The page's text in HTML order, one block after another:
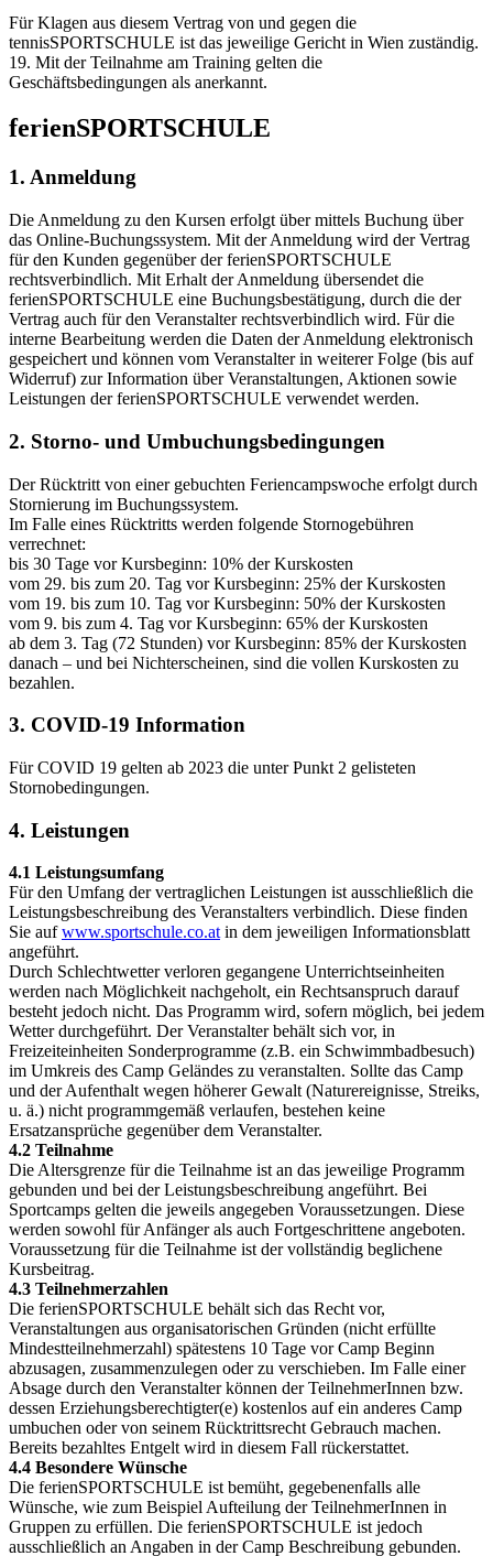
Für Klagen aus diesem Vertrag von und gegen die
tennisSPORTSCHULE ist das jeweilige Gericht in Wien zuständig.
19. Mit der Teilnahme am Training gelten die
Geschäftsbedingungen als anerkannt.
ferienSPORTSCHULE
1. Anmeldung
Die Anmeldung zu den Kursen erfolgt über mittels Buchung über
das Online-Buchungssystem. Mit der Anmeldung wird der Vertrag
für den Kunden gegenüber der ferienSPORTSCHULE
rechtsverbindlich. Mit Erhalt der Anmeldung übersendet die
ferienSPORTSCHULE eine Buchungsbestätigung, durch die der
Vertrag auch für den Veranstalter rechtsverbindlich wird. Für die
interne Bearbeitung werden die Daten der Anmeldung elektronisch
gespeichert und können vom Veranstalter in weiterer Folge (bis auf
Widerruf) zur Information über Veranstaltungen, Aktionen sowie
Leistungen der ferienSPORTSCHULE verwendet werden.
2. Storno- und Umbuchungsbedingungen
Der Rücktritt von einer gebuchten Feriencampswoche erfolgt durch
Stornierung im Buchungssystem.
Im Falle eines Rücktritts werden folgende Stornogebühren
verrechnet:
bis 30 Tage vor Kursbeginn: 10% der Kurskosten
vom 29. bis zum 20. Tag vor Kursbeginn: 25% der Kurskosten
vom 19. bis zum 10. Tag vor Kursbeginn: 50% der Kurskosten
vom 9. bis zum 4. Tag vor Kursbeginn: 65% der Kurskosten
ab dem 3. Tag (72 Stunden) vor Kursbeginn: 85% der Kurskosten
danach – und bei Nichterscheinen, sind die vollen Kurskosten zu
bezahlen.
3. COVID-19 Information
Für COVID 19 gelten ab 2023 die unter Punkt 2 gelisteten
Stornobedingungen.
4. Leistungen
4.1 Leistungsumfang
Für den Umfang der vertraglichen Leistungen ist ausschließlich die
Leistungsbeschreibung des Veranstalters verbindlich. Diese finden
Sie aufwww.sportschule.co.at in dem jeweiligen Informationsblatt
angeführt.
Durch Schlechtwetter verloren gegangene Unterrichtseinheiten
werden nach Möglichkeit nachgeholt, ein Rechtsanspruch darauf
besteht jedoch nicht. Das Programm wird, sofern möglich, bei jedem
Wetter durchgeführt. Der Veranstalter behält sich vor, in
Freizeiteinheiten Sonderprogramme (z.B. ein Schwimmbadbesuch)
im Umkreis des Camp Geländes zu veranstalten. Sollte das Camp
und der Aufenthalt wegen höherer Gewalt (Naturereignisse, Streiks,
u. ä.) nicht programmgemäß verlaufen, bestehen keine
Ersatzansprüche gegenüber dem Veranstalter.
4.2 Teilnahme
Die Altersgrenze für die Teilnahme ist an das jeweilige Programm
gebunden und bei der Leistungsbeschreibung angeführt. Bei
Sportcamps gelten die jeweils angegeben Voraussetzungen. Diese
werden sowohl für Anfänger als auch Fortgeschrittene angeboten.
Voraussetzung für die Teilnahme ist der vollständig beglichene
Kursbeitrag.
4.3 Teilnehmerzahlen
Die ferienSPORTSCHULE behält sich das Recht vor,
Veranstaltungen aus organisatorischen Gründen (nicht erfüllte
Mindestteilnehmerzahl) spätestens 10 Tage vor Camp Beginn
abzusagen, zusammenzulegen oder zu verschieben. Im Falle einer
Absage durch den Veranstalter können der TeilnehmerInnen bzw.
dessen Erziehungsberechtigter(e) kostenlos auf ein anderes Camp
umbuchen oder von seinem Rücktrittsrecht Gebrauch machen.
Bereits bezahltes Entgelt wird in diesem Fall rückerstattet.
4.4 Besondere Wünsche
Die ferienSPORTSCHULE ist bemüht, gegebenenfalls alle
Wünsche, wie zum Beispiel Aufteilung der TeilnehmerInnen in
Gruppen zu erfüllen. Die ferienSPORTSCHULE ist jedoch
ausschließlich an Angaben in der Camp Beschreibung gebunden.